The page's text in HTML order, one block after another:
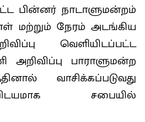
பின்னர் நாடாளுமன்றம்
மற்றும் நேரம் அடங்கிய
வெளியிடப்பட்ட
அறிவிப்பு பாராளுமன்ற
வாசிக்கப்படுவது
சபையில்